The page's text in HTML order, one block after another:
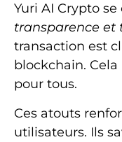
Yuri AI Crypto
transparence et
transaction est
blockchain.
pour tous.
Ces atouts
utilisateurs. Ils